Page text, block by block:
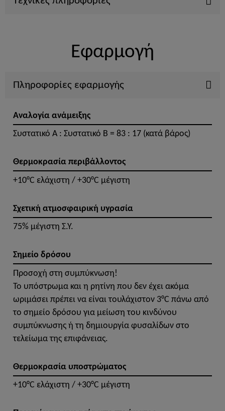
Εφαρμογή
Πληροφορίες εφαρμογής
Αναλογία ανάμειξης
Συστατικό A : Συστατικό B = 83 : 17 (κατά βάρος)
Θερμοκρασία περιβάλλοντος
+10°C ελάχιστη / +30°C μέγιστη
Σχετική ατμοσφαιρική υγρασία
75% μέγιστη Σ.Υ.
Σημείο δρόσου
Προσοχή στη συμπύκνωση!
Το υπόστρωμα και η ρητίνη που δεν έχει ακόμα
ωριμάσει πρέπει να είναι τουλάχιστον 3°C πάνω από
το σημείο δρόσου για μείωση του κινδύνου
συμπύκνωσης ή τη δημιουργία φυσαλίδων στο
τελείωμα της επιφάνειας.
Θερμοκρασία υποστρώματος
+10°C ελάχιστη / +30°C μέγιστη